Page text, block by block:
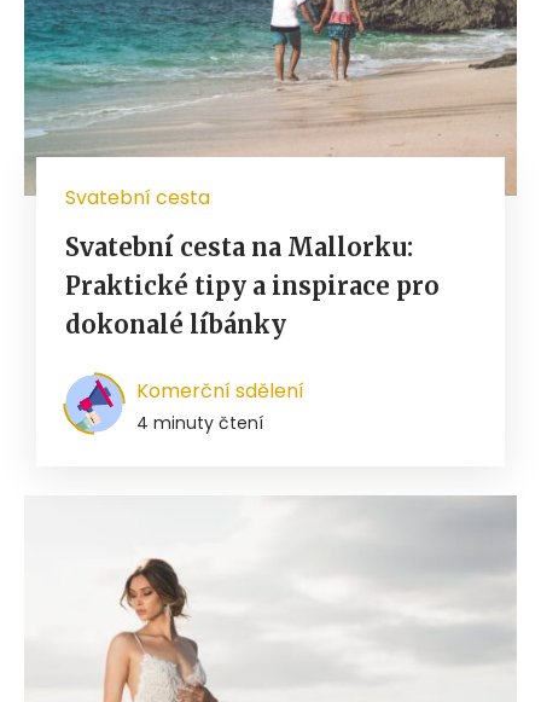
Svatební cesta
Svatební cesta na Mallorku:
Praktické tipy a inspirace pro
dokonalé líbánky
Komerční sdělení
4 minuty čtení